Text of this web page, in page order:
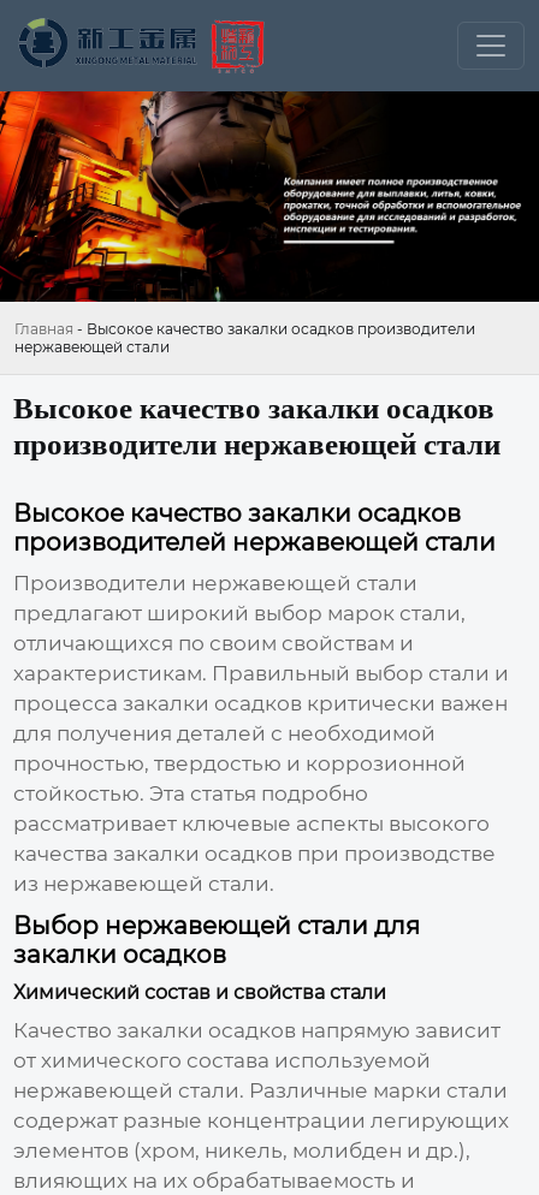
Главная - Высокое качество закалки осадков производители
нержавеющей стали
Высокое качество закалки осадков
производители нержавеющей стали
Высокое качество закалки осадков
производителей нержавеющей стали
Производители нержавеющей стали
предлагают широкий выбор марок стали,
отличающихся по своим свойствам и
характеристикам. Правильный выбор стали и
процесса закалки осадков критически важен
для получения деталей с необходимой
прочностью, твердостью и коррозионной
стойкостью. Эта статья подробно
рассматривает ключевые аспекты высокого
качества закалки осадков при производстве
из нержавеющей стали.
Выбор нержавеющей стали для
закалки осадков
Химический состав и свойства стали
Качество закалки осадков напрямую зависит
от химического состава используемой
нержавеющей стали. Различные марки стали
содержат разные концентрации легирующих
элементов (хром, никель, молибден и др.),
влияющих на их обрабатываемость и